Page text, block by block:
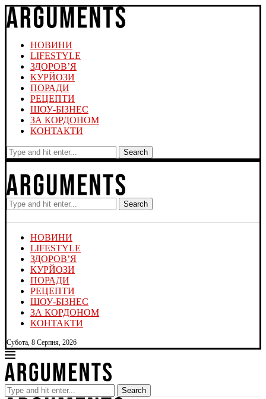
НОВИНИ
LIFESTYLE
ЗДОРОВ’Я
КУРЙОЗИ
ПОРАДИ
РЕЦЕПТИ
ШОУ-БІЗНЕС
ЗА КОРДОНОМ
КОНТАКТИ
Search
Search
НОВИНИ
LIFESTYLE
ЗДОРОВ’Я
КУРЙОЗИ
ПОРАДИ
РЕЦЕПТИ
ШОУ-БІЗНЕС
ЗА КОРДОНОМ
КОНТАКТИ
Субота, 8 Серпня, 2026
Search